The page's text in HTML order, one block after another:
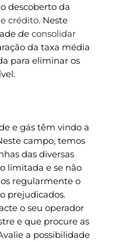
descoberto da
crédito. Neste
de consolidar
da taxa média
para eliminar os
e gás têm vindo a
campo, temos
das diversas
limitada e se não
regularmente o
prejudicados.
o seu operador
e que procure as
a possibilidade